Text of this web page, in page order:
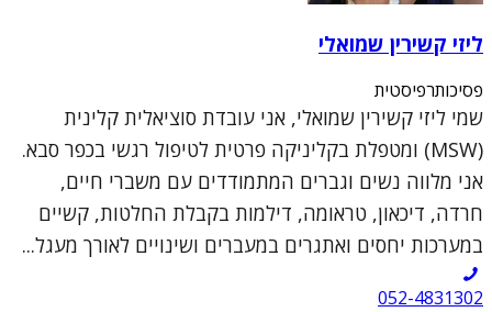
ליזי קשירין שמואלי
פסיכותרפיסטית
שמי ליזי קשירין שמואלי, אני עובדת סוציאלית קלינית
(MSW) ומטפלת בקליניקה פרטית לטיפול רגשי בכפר סבא.
אני מלווה נשים וגברים המתמודדים עם משברי חיים,
חרדה, דיכאון, טראומה, דילמות בקבלת החלטות, קשיים
במערכות יחסים ואתגרים במעברים ושינויים לאורך מעגל...
052-4831302